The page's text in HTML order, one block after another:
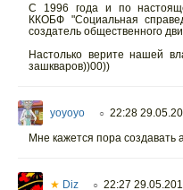
С 1996 года и по
ККОБФ "Социальная
создатель общественного
Настолько верите нашей
зашкваров))00))
yoyoyo ○ 22:28
Мне кажется пора создавать
★ Diz ○ 22:27